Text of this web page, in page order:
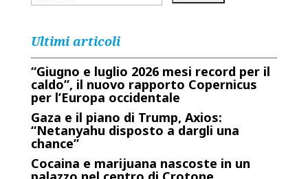
Ultimi articoli
“Giugno e luglio 2026 mesi record per il
caldo”, il nuovo rapporto Copernicus
per l’Europa occidentale
Gaza e il piano di Trump, Axios:
“Netanyahu disposto a dargli una
chance”
Cocaina e marijuana nascoste in un